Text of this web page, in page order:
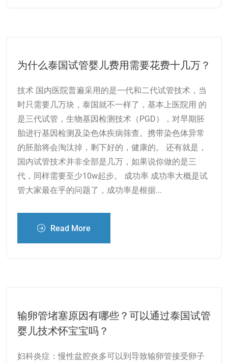
为什么泰国试管婴儿费用需要花费十几万？
技术 国内医院普遍采用的是一代和二代试管技术，当
时只需要几万块，泰国就不一样了，基本上医院用 的
是三代试管，生物基因检测技术（PGD），对早期胚
胎进行基因检测及染色体疾病筛查。携带染色体异常
的胚胎将会淘汰掉，剩下好的，健康的。 还有就是，
国内试管技术并非全部是几万，如果说你做的是三
代，同样需要至少10w起步。 成功率 成功率大概是试
管大家最在乎的问题了，成功率是根据...
Read More
输卵管堵塞原因有哪些？可以通过泰国试管
婴儿技术怀宝宝吗？
妇科炎症：慢性盆腔炎多可以到导致输卵管接受卵子